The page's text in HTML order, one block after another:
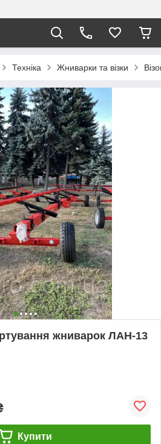
Техніка Жниварки та візки
жниварок ЛАН-13
Купити